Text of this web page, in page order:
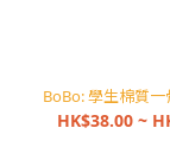
BoBo: 學生棉質
HK$38.00 ~